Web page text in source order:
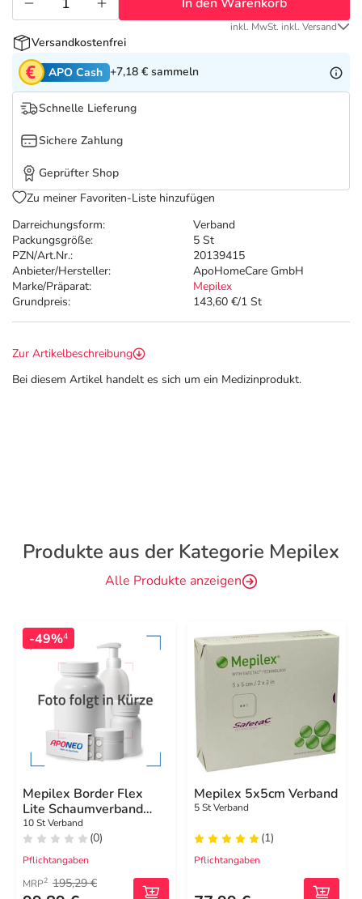
Tierapotheke
Vitamine & Mineralstoffe
Marken
Salus Deals
Darreichungsform:
Verband
Packungsgröße:
5 St
PZN/Art.Nr.:
20139415
Anbieter/Hersteller:
ApoHomeCare GmbH
Marke/Präparat:
Mepilex
Grundpreis:
143,60 €/1 St
inkl. MwSt. inkl. Versand
Versandkostenfrei
APO Cash +7,18 € sammeln
Schnelle Lieferung
Sichere Zahlung
Geprüfter Shop
Zu meiner Favoriten-Liste hinzufügen
Zur Artikelbeschreibung
Bei diesem Artikel handelt es sich um ein Medizinprodukt.
Produkte aus der Kategorie Mepilex
Alle Produkte anzeigen
-49%4
Mepilex Border Flex
Lite Schaumverband
10x10 cm
10 St Verband
(0)
Pflichtangaben
MRP2 195,29 €
Mepilex 5x5cm Verband
5 St Verband
(1)
Pflichtangaben